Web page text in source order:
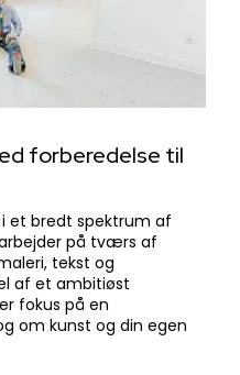
forberedelse til
et bredt spektrum af
på tværs af
tekst og
af et ambitiøst
fokus på en
om kunst og din egen